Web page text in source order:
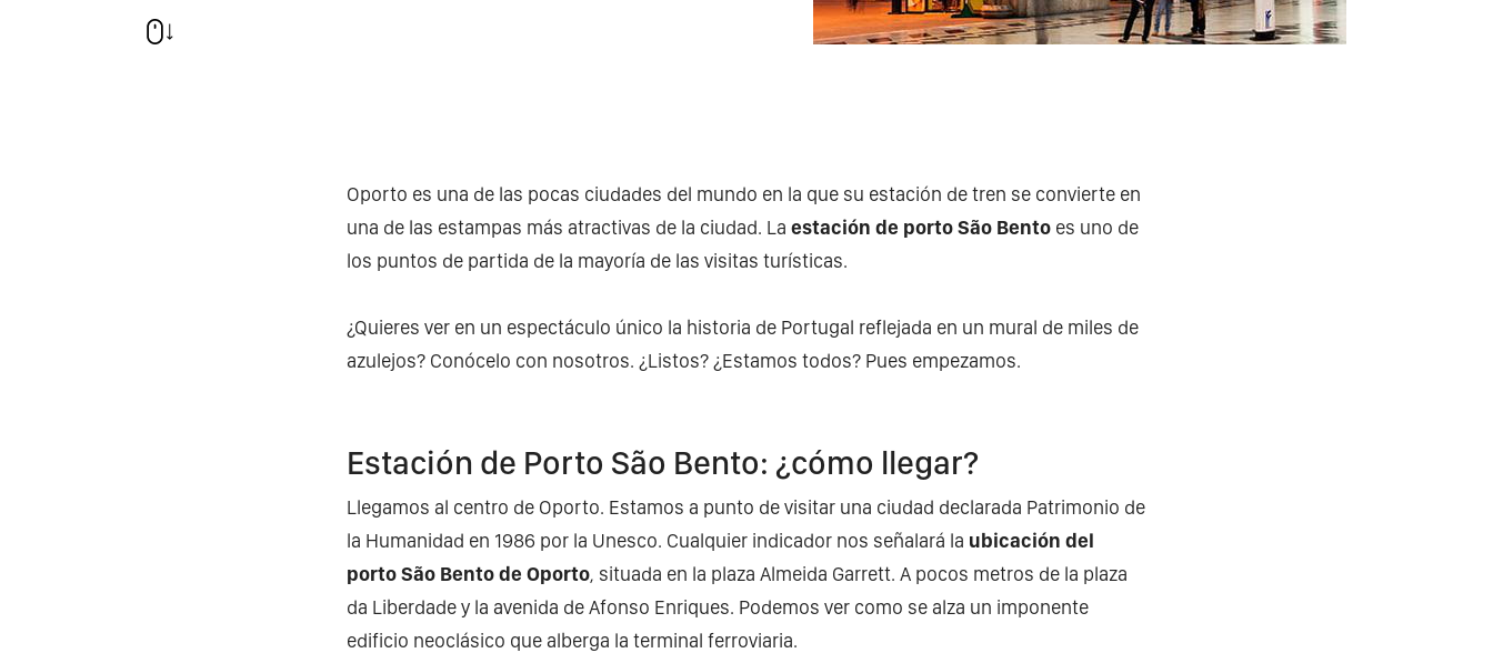
Oporto es una de las pocas ciudades del mundo en la que su estación de tren se convierte en
una de las estampas más atractivas de la ciudad. La estación de porto São Bento es uno de
los puntos de partida de la mayoría de las visitas turísticas.
¿Quieres ver en un espectáculo único la historia de Portugal reflejada en un mural de miles de
azulejos? Conócelo con nosotros. ¿Listos? ¿Estamos todos? Pues empezamos.
Estación de Porto São Bento: ¿cómo llegar?
Llegamos al centro de Oporto. Estamos a punto de visitar una ciudad declarada Patrimonio de
la Humanidad en 1986 por la Unesco. Cualquier indicador nos señalará la ubicación del
porto São Bento de Oporto, situada en la plaza Almeida Garrett. A pocos metros de la plaza
da Liberdade y la avenida de Afonso Enriques. Podemos ver como se alza un imponente
edificio neoclásico que alberga la terminal ferroviaria.